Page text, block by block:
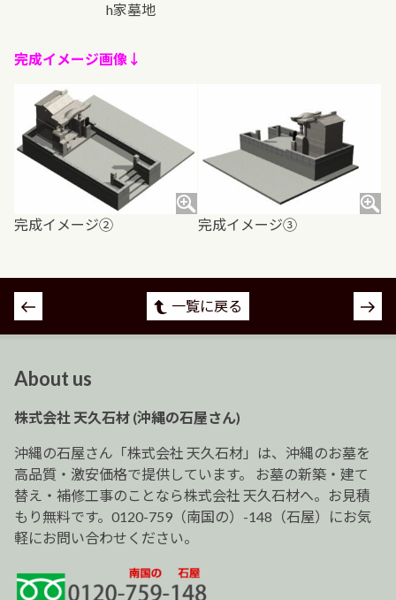
h家墓地
完成イメージ画像↓
完成イメージ② 完成イメージ③
投
稿
ゲ
ー
シ
ョ
ン
一覧に戻る
About us
株式会社 天久石材 (沖縄の石屋さん)
沖縄の石屋さん「株式会社 天久石材」は、沖縄のお墓を
高品質・激安価格で提供しています。 お墓の新築・建て
替え・補修工事のことなら株式会社 天久石材へ。お見積
もり無料です。0120-759（南国の）-148（石屋）にお気
軽にお問い合わせください。